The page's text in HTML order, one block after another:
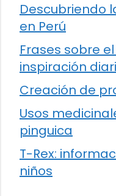
Descubriendo
en Perú
Frases sobre
inspiración
Creación de
Usos
pinguica
T-Rex:
niños